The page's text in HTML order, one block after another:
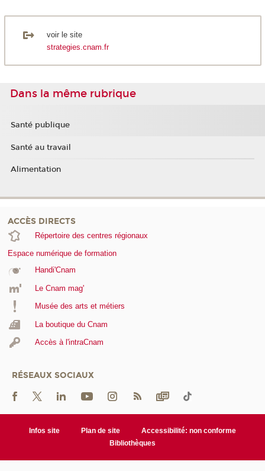
voir le site
strategies.cnam.fr
Dans la même rubrique
Santé publique
Santé au travail
Alimentation
ACCÈS DIRECTS
Répertoire des centres régionaux
Espace numérique de formation
Handi'Cnam
Le Cnam mag'
Musée des arts et métiers
La boutique du Cnam
Accès à l'intraCnam
RÉSEAUX SOCIAUX
Infos site Plan de site
Accessibilité: non conforme
Bibliothèques